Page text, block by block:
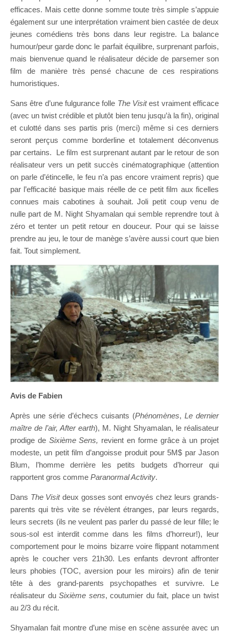
efficaces. Mais cette donne somme toute très simple s’appuie
également sur une interprétation vraiment bien castée de deux
jeunes comédiens très bons dans leur registre. La balance
humour/peur garde donc le parfait équilibre, surprenant parfois,
mais bienvenue quand le réalisateur décide de parsemer son
film de manière très pensé chacune de ces respirations
humoristiques.
Sans être d’une fulgurance folle The Visitest vraiment efficace
(avec un twist crédible et plutôt bien tenu jusqu’à la fin), original
et culotté dans ses partis pris (merci) même si ces derniers
seront perçus comme borderline et totalement déconvenus
par certains. Le film est surprenant autant par le retour de son
réalisateur vers un petit succès cinématographique (attention
on parle d’étincelle, le feu n’a pas encore vraiment repris) que
par l’efficacité basique mais réelle de ce petit film aux ficelles
connues mais cabotines à souhait. Joli petit coup venu de
nulle part de M. Night Shyamalan qui semble reprendre tout à
zéro et tenter un petit retour en douceur. Pour qui se laisse
prendre au jeu, le tour de manège s’avère aussi court que bien
fait. Tout simplement.
Avis de Fabien
Après une série d’échecs cuisants (Phénomènes, Le dernier
maître de l’air, After earth), M. Night Shyamalan, le réalisateur
prodige de Sixième Sens, revient en forme grâce à un projet
modeste, un petit film d’angoisse produit pour 5M$ par Jason
Blum, l’homme derrière les petits budgets d’horreur qui
rapportent gros comme Paranormal Activity.
Dans The Visitdeux gosses sont envoyés chez leurs grands-
parents qui très vite se révèlent étranges, par leurs regards,
leurs secrets (ils ne veulent pas parler du passé de leur fille; le
sous-sol est interdit comme dans les films d’horreur!), leur
comportement pour le moins bizarre voire flippant notamment
après le coucher vers 21h30. Les enfants devront affronter
leurs phobies (TOC, aversion pour les miroirs) afin de tenir
tête à des grand-parents psychopathes et survivre. Le
réalisateur duSixième sens, coutumier du fait, place un twist
au 2/3 du récit.
Shyamalan fait montre d’une mise en scène assurée avec un